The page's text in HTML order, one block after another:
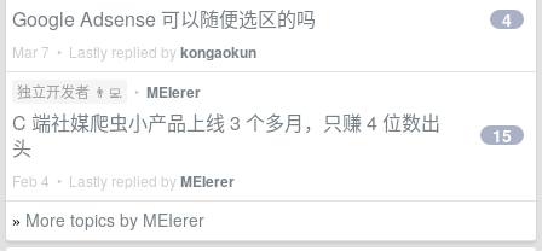
Google Adsense 可以随便选区的吗
Mar 7 • Lastly replied bykongaokun
4
独立开发者 👨‍💻 • MEIerer
C 端社媒爬虫小产品上线 3 个多月，只赚 4 位数出
头
Feb 4 • Lastly replied byMEIerer
15
» More topics by MEIerer